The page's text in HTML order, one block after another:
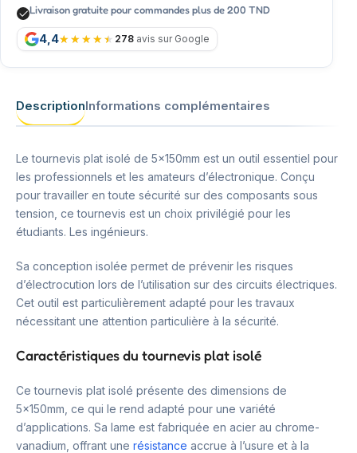
Livraison gratuite pour commandes plus de 200 TND
4,4 278 avis sur Google
DescriptionInformations complémentaires
Le tournevis plat isolé de 5x150mm est un outil essentiel pour
les professionnels et les amateurs d’électronique. Conçu
pour travailler en toute sécurité sur des composants sous
tension, ce tournevis est un choix privilégié pour les
étudiants. Les ingénieurs.
Sa conception isolée permet de prévenir les risques
d’électrocution lors de l’utilisation sur des circuits électriques.
Cet outil est particulièrement adapté pour les travaux
nécessitant une attention particulière à la sécurité.
Caractéristiques du tournevis plat isolé
Ce tournevis plat isolé présente des dimensions de
5x150mm, ce qui le rend adapté pour une variété
d’applications. Sa lame est fabriquée en acier au chrome-
vanadium, offrant une résistance accrue à l’usure et à la